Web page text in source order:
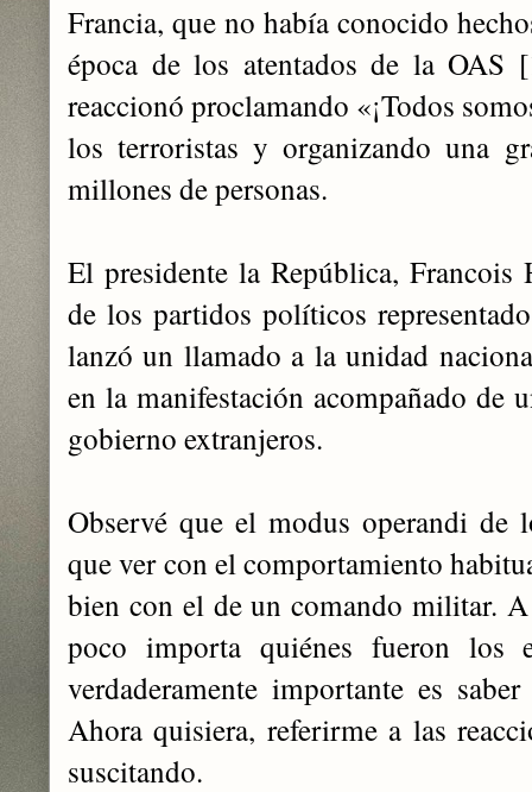
Francia, que no había conocido
época de los atentados de la OAS
reaccionó proclamando «¡Todos
los terroristas y organizando una
millones de personas.
El presidente la República,
de los partidos políticos
lanzó un llamado a la unidad
en la manifestación acompañado de
gobierno extranjeros.
Observé que el modus operandi de
que ver con el comportamiento
bien con el de un comando militar.
poco importa quiénes fueron los
verdaderamente importante es
Ahora quisiera, referirme a las
suscitando.